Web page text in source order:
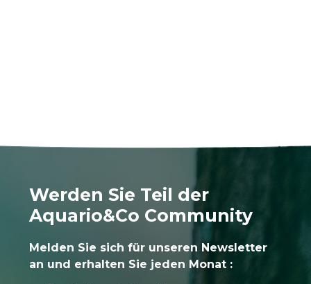
Werden Sie Teil der
Aquario&Co Community
Melden Sie sich für unseren Newsletter
an und erhalten Sie jeden Monat :